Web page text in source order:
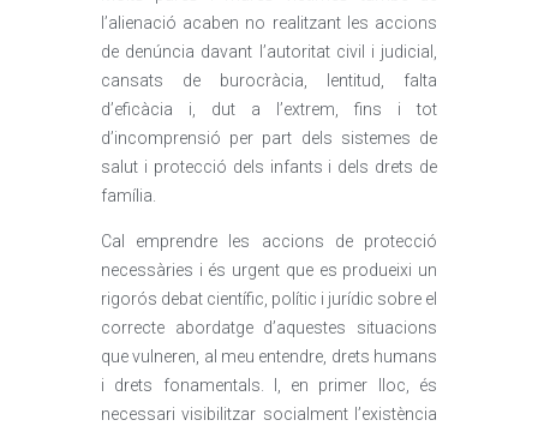
l’alienació acaben no realitzant les accions
de denúncia davant l’autoritat civil i judicial,
cansats de burocràcia, lentitud, falta
d’eficàcia i, dut a l’extrem, fins i tot
d’incomprensió per part dels sistemes de
salut i protecció dels infants i dels drets de
família.
Cal emprendre les accions de protecció
necessàries i és urgent que es produeixi un
rigorós debat científic, polític i jurídic sobre el
correcte abordatge d’aquestes situacions
que vulneren, al meu entendre, drets humans
i drets fonamentals. I, en primer lloc, és
necessari visibilitzar socialment l’existència